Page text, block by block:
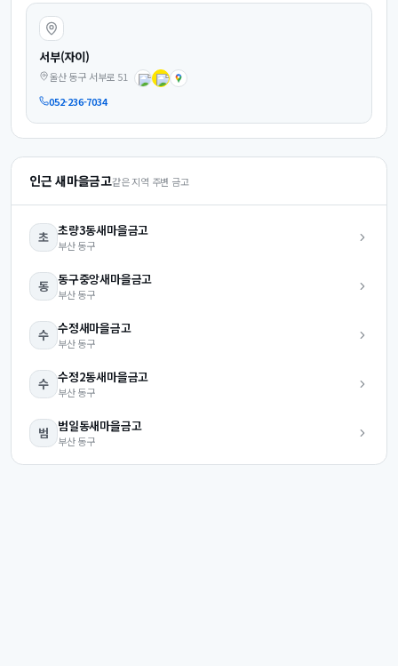
서부(자이)
울산 동구 서부로 51
052-236-7034
인근 새마을금고같은 지역 주변 금고
초 초량3동새마을금고
부산 동구
동 동구중앙새마을금고
부산 동구
수 수정새마을금고
부산 동구
수 수정2동새마을금고
부산 동구
범 범일동새마을금고
부산 동구